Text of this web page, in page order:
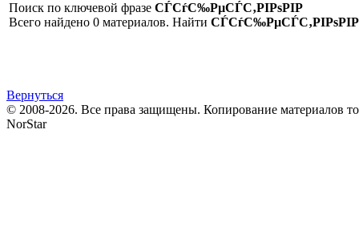
Поиск по ключевой фразе СЃСѓС‰РµСЃС‚РІРѕРІР
Всего найдено 0 материалов. Найти СЃСѓС‰РµСЃС‚РІРѕРІР
Вернуться
© 2008-2026. Все права защищены. Копирование материалов
NorStar